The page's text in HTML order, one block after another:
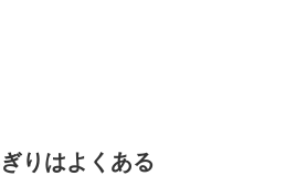
りはよくある